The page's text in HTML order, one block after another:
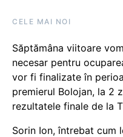
CELE MAI NOI
Săptămâna viitoare
necesar pentru
vor fi finalizate în
premierul Bolojan, la 2
rezultatele finale de la
Sorin Ion, întrebat cum